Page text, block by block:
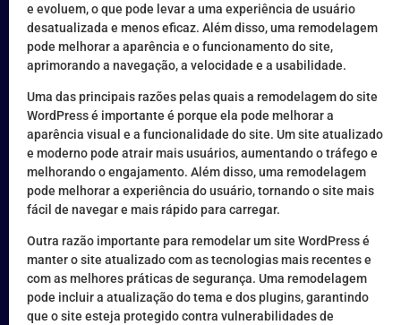
e evoluem, o que pode levar a uma experiência de usuário
desatualizada e menos eficaz. Além disso, uma remodelagem
pode melhorar a aparência e o funcionamento do site,
aprimorando a navegação, a velocidade e a usabilidade.
Uma das principais razões pelas quais a remodelagem do site
WordPress é importante é porque ela pode melhorar a
aparência visual e a funcionalidade do site. Um site atualizado
e moderno pode atrair mais usuários, aumentando o tráfego e
melhorando o engajamento. Além disso, uma remodelagem
pode melhorar a experiência do usuário, tornando o site mais
fácil de navegar e mais rápido para carregar.
Outra razão importante para remodelar um site WordPress é
manter o site atualizado com as tecnologias mais recentes e
com as melhores práticas de segurança. Uma remodelagem
pode incluir a atualização do tema e dos plugins, garantindo
que o site esteja protegido contra vulnerabilidades de